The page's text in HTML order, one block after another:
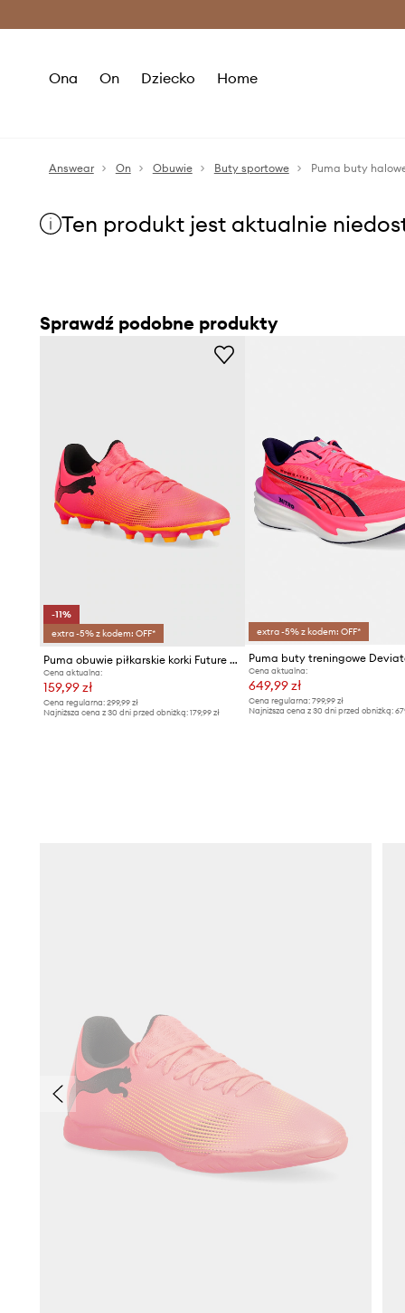
Ona On Dziecko Home
Answear On Obuwie Buty sportowe Puma buty
Ten produkt jest aktualnie
Sprawdź podobne produkty
-11%
extra -5% z kodem: OFF*
Puma obuwie piłkarskie korki Future 7 Play
Cena aktualna:
159,99 zł
Cena regularna: 299,99 zł
Najniższa cena z 30 dni przed obniżką: 179,99 zł
extra -5% z kodem: OFF*
Cena aktualna:
649,99 zł
Cena regularna:799,99 zł
Najniższa cena z 30 dni przed obniżką: